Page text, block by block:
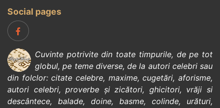
Social pages
Cuvinte potrivite din toate timpurile, de pe tot
globul, pe teme diverse, de la autori celebrisau
din folclor:citate celebre, maxime,cugetări,aforisme,
autori celebri,proverbe și zicători, ghicitori, vrăji si
descântece, balade, doine, basme, colinde, urături,